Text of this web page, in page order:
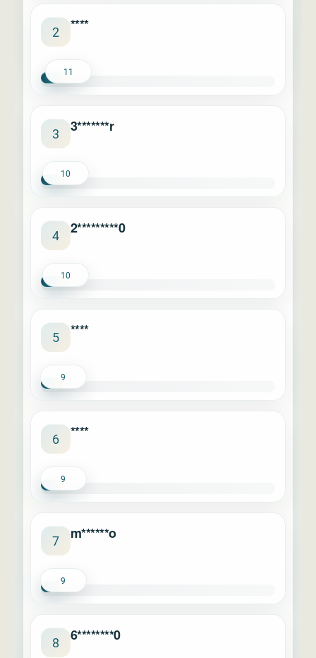
2 ****
11
3 3*******r
10
4 2*********0
10
5 ****
9
6 ****
9
7 m******o
9
8 6********0